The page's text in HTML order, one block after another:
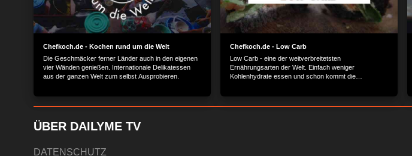
Chefkoch.de - Kochen rund um die Welt
Die Geschmäcker ferner Länder auch in den eigenen
vier Wänden genießen. Internationale Delikatessen
aus der ganzen Welt zum selbst Ausprobieren.
Chefkoch.de - Low Carb
Low Carb - eine der weitverbreitetsten
Ernährungsarten der Welt. Einfach weniger
Kohlenhydrate essen und schon kommt die
ÜBER DAILYME TV
DATENSCHUTZ